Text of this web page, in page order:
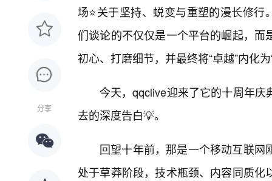
分享
场⭐关于坚持、蜕变与重塑的漫长修行
们谈论的不仅仅是一个平台的崛起，
初心、打磨细节，并最终将“卓越”内化
今天，qqclive迎来了它的十周年
去的深度告白💡。
回望十年前，那是一个移动互联
处于草莽阶段，技术瓶颈、内容同质